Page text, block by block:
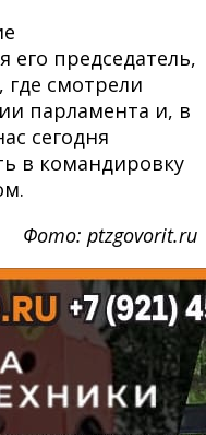
его председатель,
где смотрели
парламента и, в
сегодня
в командировку
Фото: ptzgovorit.ru